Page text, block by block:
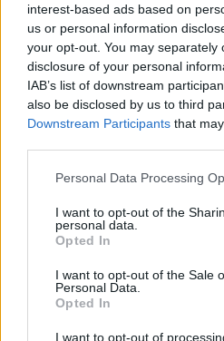
interest-based ads based on
us or personal information
your opt-out. You may separately
disclosure of your personal
IAB’s list of downstream
also be disclosed by us to third
Downstream Participants that
Personal Data Processing
I want to opt-out of the
personal data.
Opted In
I want to opt-out of the Sale
Personal Data.
Opted In
I want to opt-out of
AsexQuattro
Publicado8 de Junio del 2010
PauR1 dijo: